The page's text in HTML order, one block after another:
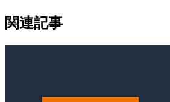
関連記事